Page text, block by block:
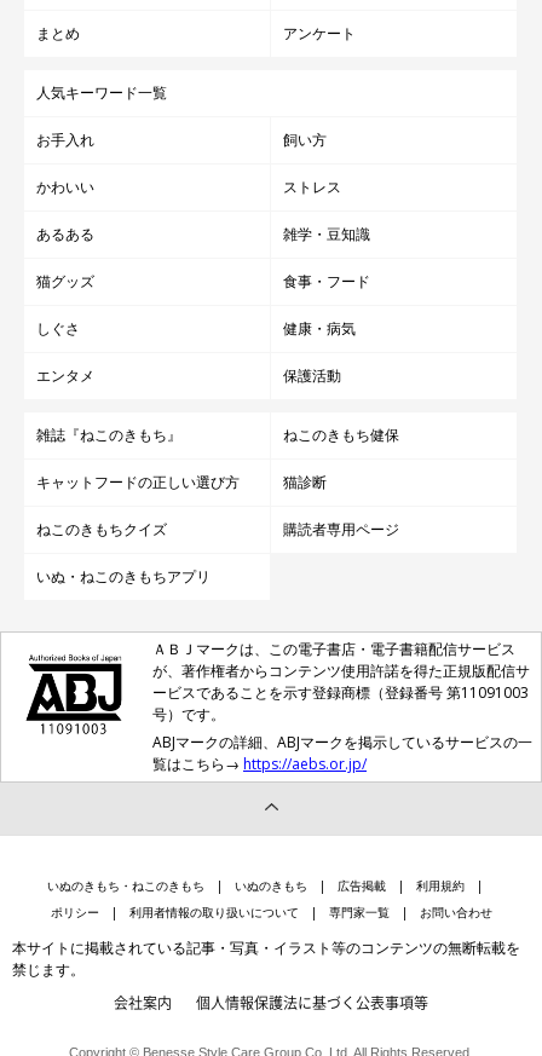
まとめ アンケート
人気キーワード一覧
お手入れ 飼い方
かわいい ストレス
あるある 雑学・豆知識
猫グッズ 食事・フード
しぐさ 健康・病気
エンタメ 保護活動
雑誌『ねこのきもち』 ねこのきもち健保
キャットフードの正しい選び方 猫診断
ねこのきもちクイズ 購読者専用ページ
いぬ・ねこのきもちアプリ
ＡＢＪマークは、この電子書店・電子書籍配信サービス
が、著作権者からコンテンツ使用許諾を得た正規版配信サ
ービスであることを示す登録商標（登録番号 第11091003
号）です。
ABJマークの詳細、ABJマークを掲示しているサービスの一
覧はこちら→ https://aebs.or.jp/
いぬのきもち・ねこのきもち いぬのきもち 広告掲載
利用規約
ポリシー
利用者情報の取り扱いについて 専門家一覧 お問い合わせ
本サイトに掲載されている記事・写真・イラスト等のコンテンツの無断転載を
禁じます。
会社案内 個人情報保護法に基づく公表事項等
Copyright © Benesse Style Care Group Co.,Ltd. All Rights Reserved.